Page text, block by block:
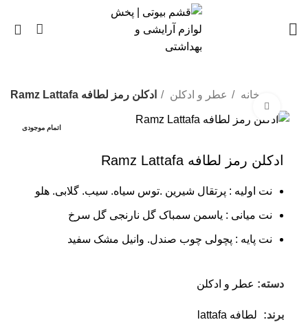
خانه عطر و ادکلن ادکلن رمز لطافه Ramz Lattafa
اتمام موجودی
ادکلن رمز لطافه Ramz Lattafa
نت اولیه : پرتقال شیرین .توس سیاه. سیب. گلابی. هلو
نت میانی : یاسمن سمباک گل نارنجی گل سرخ
نت پایه : پچولی چوب صندل. وانیل مشک سفید
دسته: عطر و ادکلن
برند: لطافه lattafa